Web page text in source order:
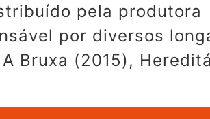
pela produtora
por diversos
Bruxa (2015),